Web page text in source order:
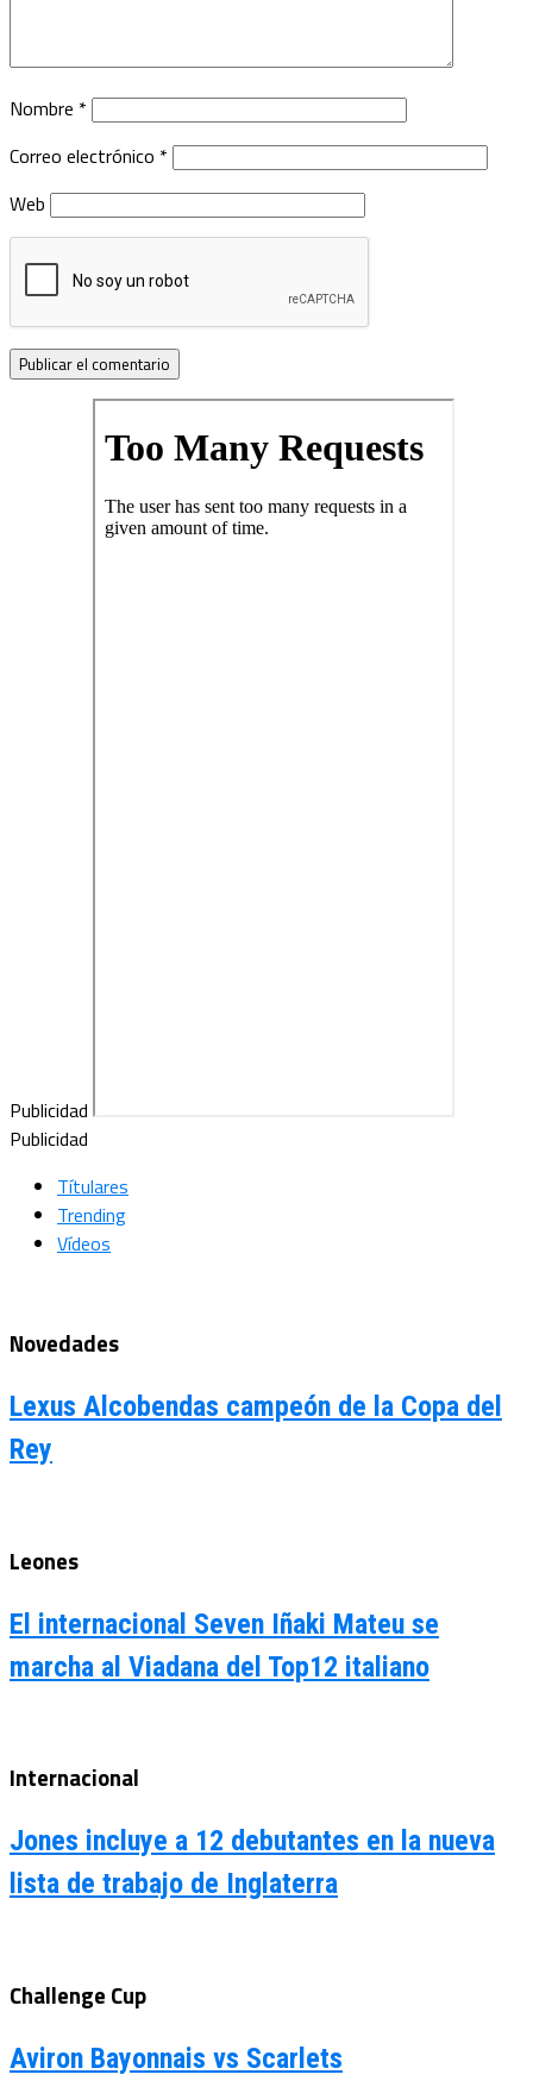
Nombre *
Correo electrónico *
Web
Publicidad
Publicidad
Títulares
Trending
Vídeos
Novedades
Lexus Alcobendas campeón de la Copa del
Rey
Leones
El internacional Seven Iñaki Mateu se
marcha al Viadana del Top12 italiano
Internacional
Jones incluye a 12 debutantes en la nueva
lista de trabajo de Inglaterra
Challenge Cup
Aviron Bayonnais vs Scarlets